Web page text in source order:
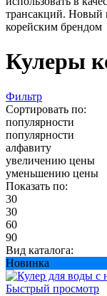
трансакций. Новый
корейским брендом
Кулеры
Фильтр
Сортировать по:
популярности
популярности
алфавиту
увеличению цены
уменьшению цены
Показать по:
30
30
60
90
Вид каталога:
Новинка
Быстрый просмотр